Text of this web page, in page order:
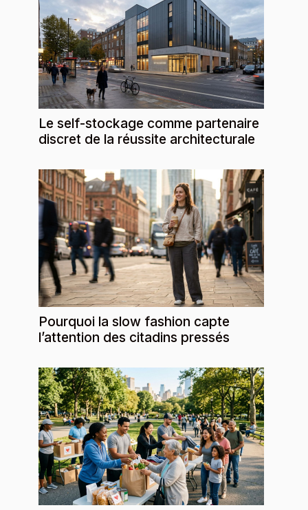
Le self-stockage comme partenaire
discret de la réussite architecturale
Pourquoi la slow fashion capte
l’attention des citadins pressés